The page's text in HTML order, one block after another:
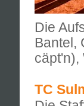
Die
Bantel,
cäpt'n),
TC